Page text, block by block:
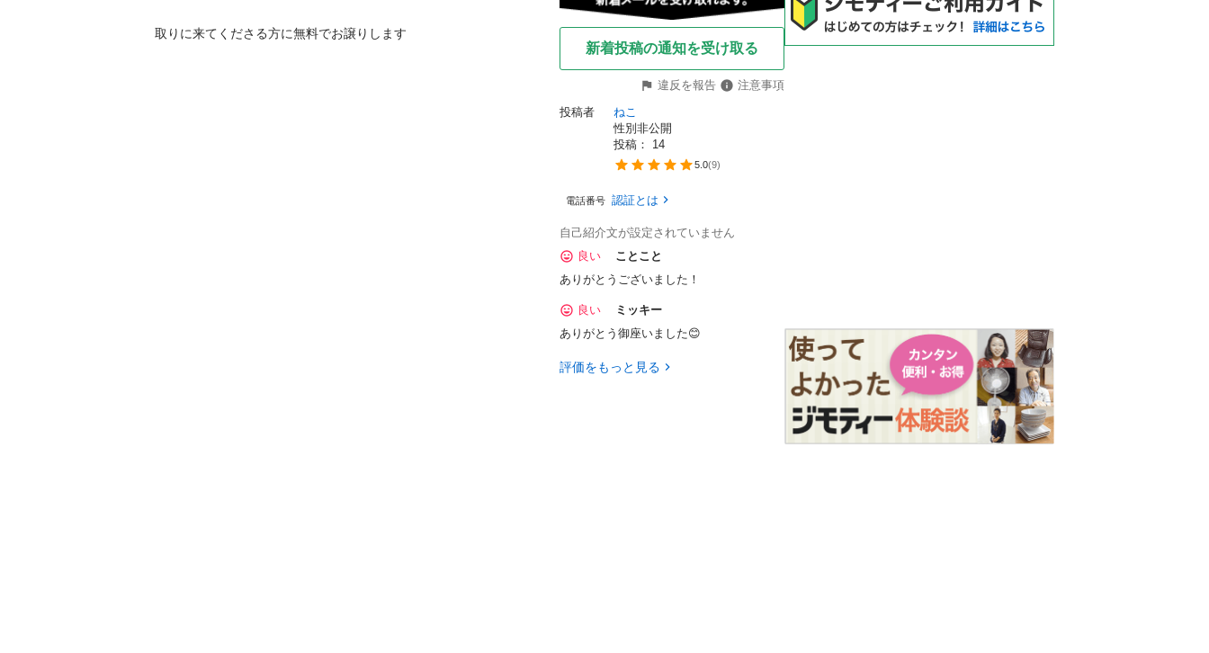
取りに来てくださる方に無料でお譲りします
新着投稿の通知を受け取る
違反を報告
注意事項
投稿者
ねこ
性別非公開
投稿： 14
5.0(9)
電話番号 認証とは
自己紹介文が設定されていません
良い
ことこと
ありがとうございました！
良い
ミッキー
ありがとう御座いました😊
評価をもっと見る